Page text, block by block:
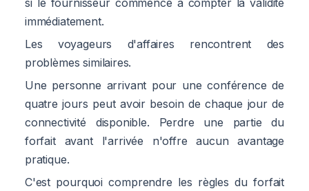
immédiatement.
Les voyageurs d'affaires rencontrent des
problèmes similaires.
Une personne arrivant pour une conférence de
quatre jours peut avoir besoin de chaque jour de
connectivité disponible. Perdre une partie du
forfait avant l'arrivée n'offre aucun avantage
pratique.
C'est pourquoi comprendre les règles du forfait